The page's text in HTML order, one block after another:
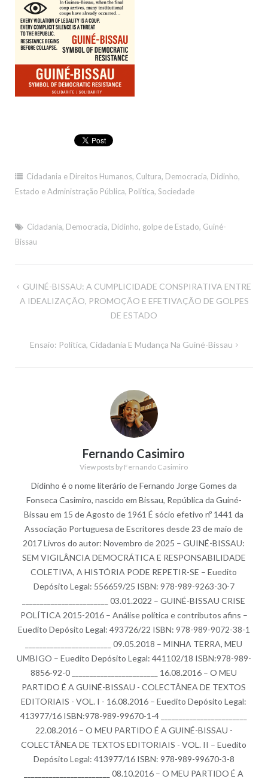
Cidadania e Direitos Humanos, Cultura, Democracia, Didinho,
Estado e Administração Pública, Política, Sociedade
Cidadania, Democracia, Didinho, golpe de Estado, Guiné-
Bissau
Navegação
de
GUINÉ-BISSAU: A CUMPLICIDADE CONSPIRATIVA ENTRE
A IDEALIZAÇÃO, PROMOÇÃO E EFETIVAÇÃO DE GOLPES
DE ESTADO
Ensaio: Política, Cidadania E Mudança Na Guiné-Bissau
Fernando Casimiro
View posts by Fernando Casimiro
Didinho é o nome literário de Fernando Jorge Gomes da
Fonseca Casimiro, nascido em Bissau, República da Guiné-
Bissau em 15 de Agosto de 1961 É sócio efetivo nº 1441 da
Associação Portuguesa de Escritores desde 23 de maio de
2017 Livros do autor: Novembro de 2025 – GUINÉ-BISSAU:
SEM VIGILÂNCIA DEMOCRÁTICA E RESPONSABILIDADE
COLETIVA, A HISTÓRIA PODE REPETIR-SE – Euedito
Depósito Legal: 556659/25 ISBN: 978-989-9263-30-7
________________________ 03.01.2022 – GUINÉ-BISSAU CRISE
POLÍTICA 2015-2016 – Análise política e contributos afins –
Euedito Depósito Legal: 493726/22 ISBN: 978-989-9072-38-1
________________________ 09.05.2018 – MINHA TERRA, MEU
UMBIGO – Euedito Depósito Legal: 441102/18 ISBN:978-989-
8856-92-0 ________________________ 16.08.2016 – O MEU
PARTIDO É A GUINÉ-BISSAU - COLECTÂNEA DE TEXTOS
EDITORIAIS - VOL. I - 16.08.2016 – Euedito Depósito Legal:
413977/16 ISBN:978-989-99670-1-4 ________________________
22.08.2016 – O MEU PARTIDO É A GUINÉ-BISSAU -
COLECTÂNEA DE TEXTOS EDITORIAIS - VOL. II – Euedito
Depósito Legal: 413977/16 ISBN: 978-989-99670-3-8
________________________ 08.10.2016 – O MEU PARTIDO É A